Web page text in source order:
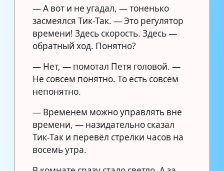
— А вот и не угадал, — тоненько
засмеялся Тик-Так. — Это регулятор
времени! Здесь скорость. Здесь —
обратный ход. Понятно?
— Нет, — помотал Петя головой. —
Не совсем понятно. То есть совсем
непонятно.
— Временем можно управлять вне
времени, — назидательно сказал
Тик-Так и перевёл стрелки часов на
восемь утра.